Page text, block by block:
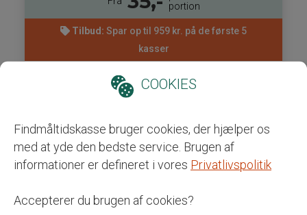
portion
Tilbud: Spar op til 959 kr. på de første 5
kasser
2-4 personer 2-5 dage
Bestil her
COOKIES
Findmåltidskasse bruger cookies, der hjælper os
med at yde den bedste service. Brugen af
informationer er defineret i vores Privatlivspolitik
Accepterer du brugen af cookies?